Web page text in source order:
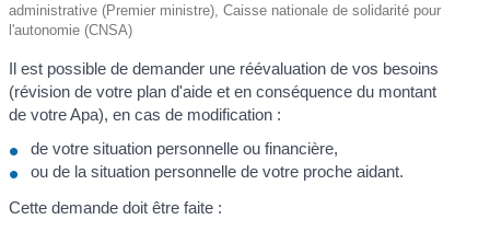
administrative (Premier ministre), Caisse nationale de solidarité pour
l'autonomie (CNSA)
Il est possible de demander une réévaluation de vos besoins
(révision de votre plan d'aide et en conséquence du montant
de votre Apa), en cas de modification :
de votre situation personnelle ou financière,
ou de la situation personnelle de votre proche aidant.
Cette demande doit être faite :